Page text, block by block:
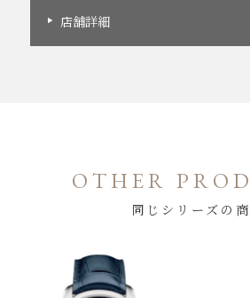
店舗詳細
OTHER
同じシリーズの